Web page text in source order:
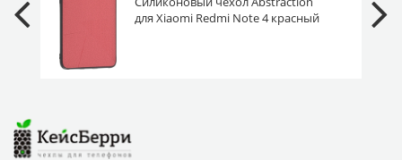
для Xiaomi Redmi Note 4 красный